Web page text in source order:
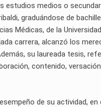
estudios medios o
graduándose de
Médicas, de la
carrera, alcanzó los
su laureada tesis,
contenido,
de su actividad,